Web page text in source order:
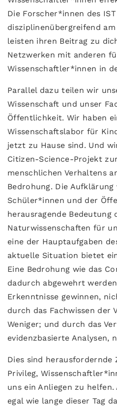
Die Forscher*innen des
disziplinenübergreifend
leisten ihren Beitrag zu
Netzwerken mit anderen
Wissenschaftler*innen in
Parallel dazu teilen wir
Wissenschaft und unser
Öffentlichkeit. Wir haben
Wissenschaftslabor für
jetzt zu Hause sind. Und
Citizen-Science-Projekt
menschlichen Verhaltens
Bedrohung. Die
Schüler*innen und der
herausragende Bedeutung
Naturwissenschaften für
eine der Hauptaufgaben
aktuelle Situation bietet
Eine Bedrohung wie das
dadurch abgewehrt
Erkenntnisse gewinnen,
durch das Fachwissen der
Weniger; und durch das
evidenzbasierte Analysen,
Dies sind herausfordernde
Privileg,
uns ein Anliegen zu helfen.
egal wie lange dieser Tag